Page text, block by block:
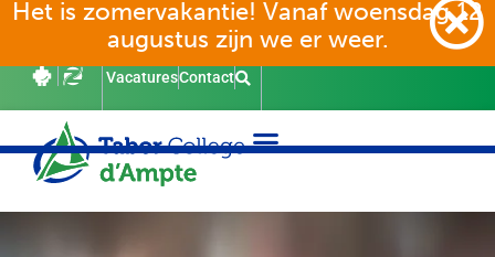
Het is zomervakantie! Vanaf woensdag 12
augustus zijn we er weer.
VacaturesContact